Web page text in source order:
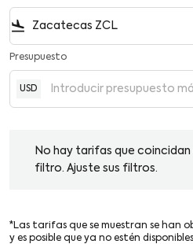
flight_land
Presupuesto
USD
No hay tarifas que
filtro. Ajuste sus filtros.
*Las tarifas que se muestran se han
y es posible que ya no estén